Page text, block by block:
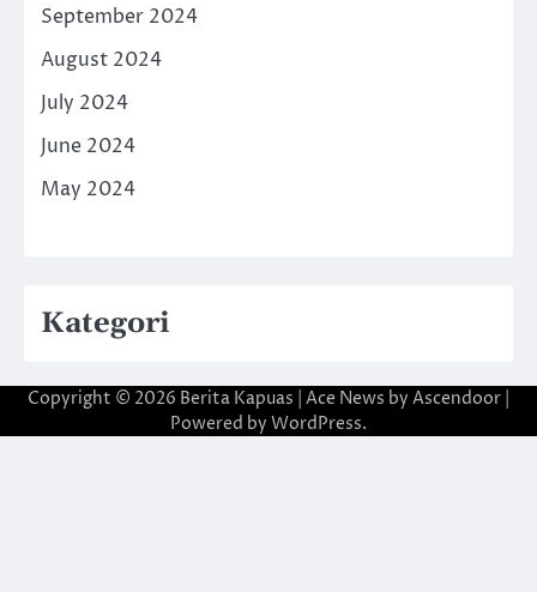
September 2024
August 2024
July 2024
June 2024
May 2024
Kategori
Copyright © 2026 Berita Kapuas | Ace News by Ascendoor
Powered by WordPress.